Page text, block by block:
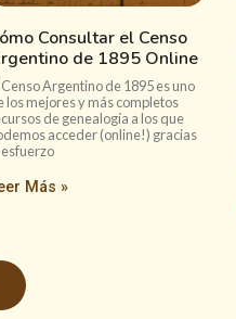
Consultar el Censo
de 1895 Online
Censo Argentino de 1895 es uno
los mejores y más completos
de genealogía a los que
acceder (online!) gracias
esfuerzo
Más »